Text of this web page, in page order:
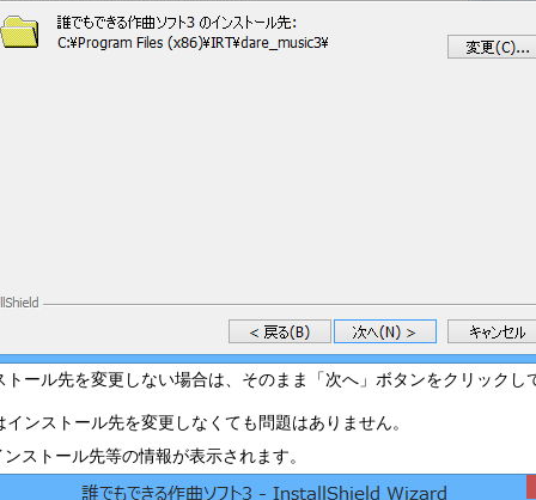
トール先を変更しない場合は、そのまま「次へ」ボタンをクリックし
インストール先を変更しなくても問題はありません。
ンストール先等の情報が表示されます。